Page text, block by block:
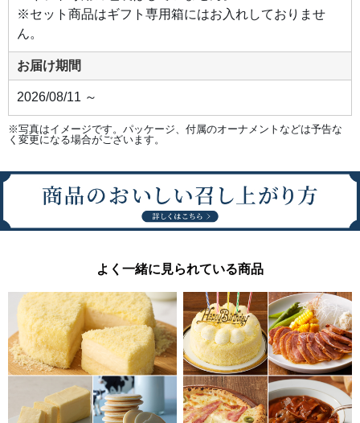
※セット商品はギフト専用箱にはお入れしておりませ
ん。
お届け期間
2026/08/11 ～
※写真はイメージです。パッケージ、付属のオーナメントなどは予告な
く変更になる場合がございます。
よく一緒に見られている商品